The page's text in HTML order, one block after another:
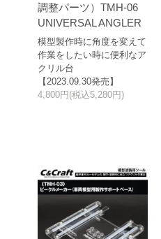
調整パーツ）TMH-06
UNIVERSAL ANGLER
模型製作時に角度を変えて
作業をしたい時に便利なア
クリル台
【2023.09.30発売】
4,800円(税込5,280円)